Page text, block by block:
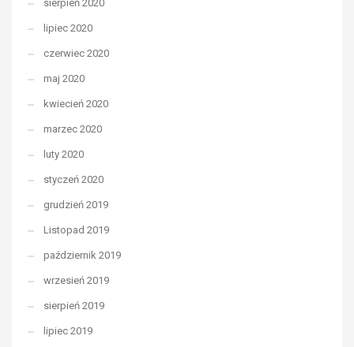
sierpień 2020
lipiec 2020
czerwiec 2020
maj 2020
kwiecień 2020
marzec 2020
luty 2020
styczeń 2020
grudzień 2019
Listopad 2019
październik 2019
wrzesień 2019
sierpień 2019
lipiec 2019